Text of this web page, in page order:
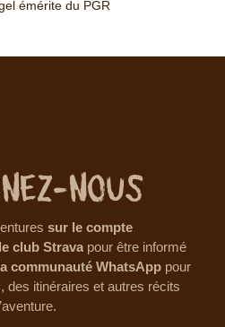
émérite du PGR
nous
sur le compte
le club Stravapour être informé
communauté WhatsApp pour
des itinéraires et autres récits